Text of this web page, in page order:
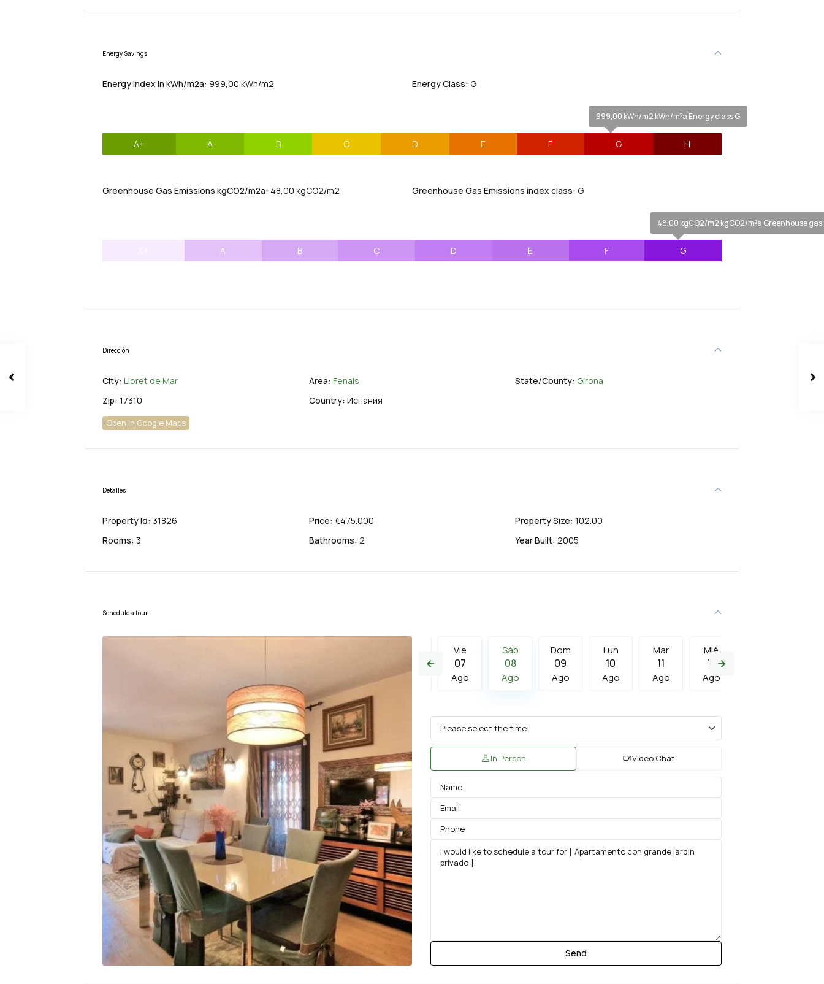
Energy Savings
Energy Index in kWh/m2a: 999,00 kWh/m2 Energy Class: G
A+ A B C D E F
999,00 kWh/m2 kWh/m²a Energy class G
G H
Greenhouse Gas Emissions kgCO2/m2a: 48,00 kgCO2/m2 Greenhouse Gas Emissions index class: G
A B C D E F
48,00 kgCO2/m2 kgCO2/m²a Greenhouse gas
G
Dirección
City: Lloret de Mar Area: Fenals State/County: Girona
Zip: 17310 Country: Испания
Open In Google Maps
Detalles
Property Id: 31826 Price: €475.000 Property Size: 102.00
Rooms: 3 Bathrooms: 2 Year Built: 2005
Schedule a tour
Ago
Vie
07
Ago
Sáb
08
Ago
Dom
09
Ago
Lun
10
Ago
Mar
11
Ago
Mié
12
Ago
16
In Person Video Chat